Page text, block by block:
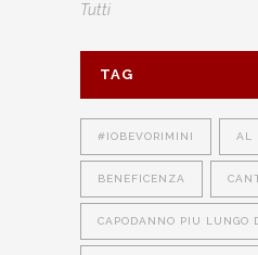
Tutti
TAG
#IOBEVORIMINI AL
BENEFICENZA
CAPODANNO PIU LUNGO